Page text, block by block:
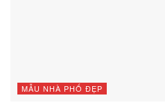
MẪU NHÀ PHỐ ĐẸP